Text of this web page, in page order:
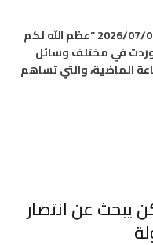
الإعلامية جمانة كرم عياد *الأربعاء 2026/07/08 “عظم الله لكم
وردت في مختلف وسائل
المعادي والغربي خلال 24 ساعة الماضية، والتي تساهم
يبحث عن انتصار